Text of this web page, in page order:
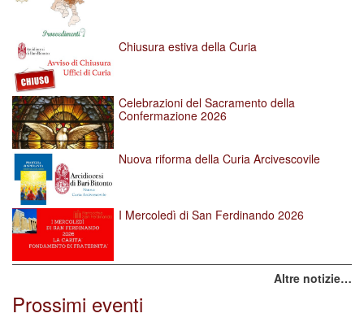
Chiusura estiva della Curia
Celebrazioni del Sacramento della
Confermazione 2026
Nuova riforma della Curia Arcivescovile
I Mercoledì di San Ferdinando 2026
Altre notizie…
Prossimi eventi